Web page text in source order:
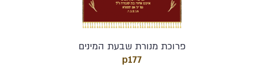
פרוכת מנורת שבעת המינים
p177